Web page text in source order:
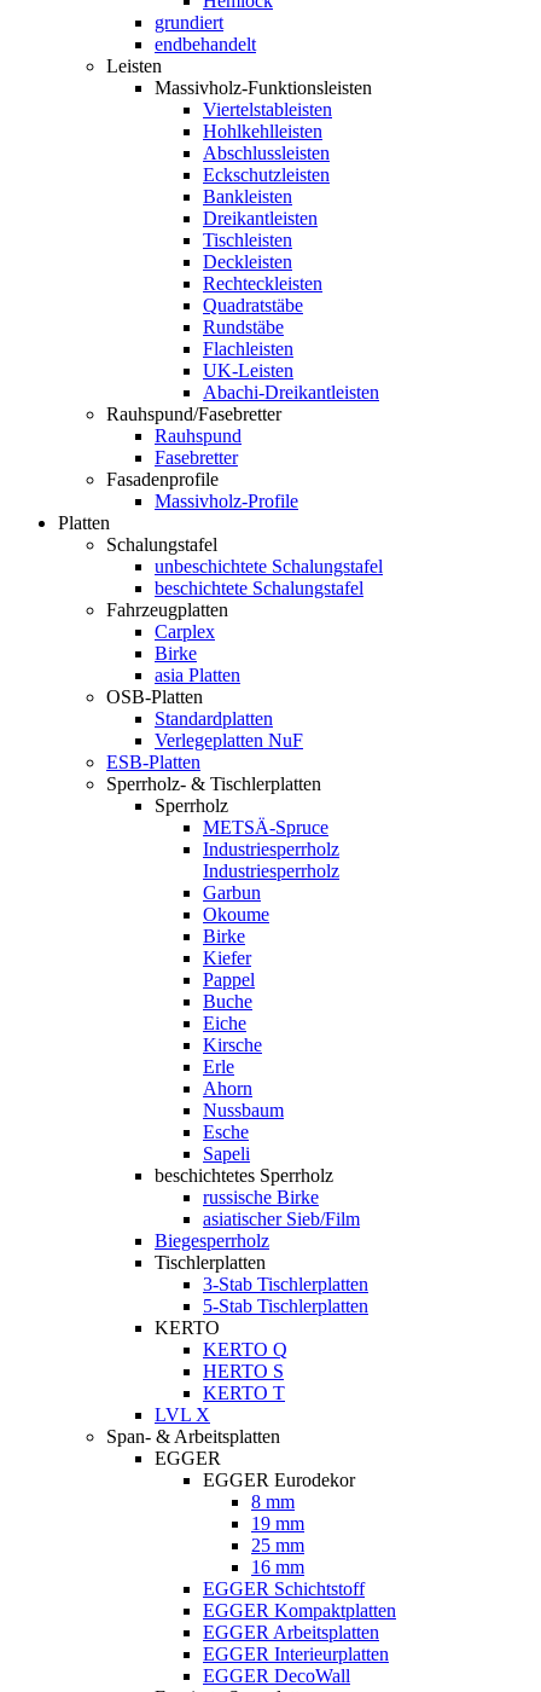
grundiert
endbehandelt
Leisten
Massivholz-Funktionsleisten
Viertelstableisten
Hohlkehlleisten
Abschlussleisten
Eckschutzleisten
Bankleisten
Dreikantleisten
Tischleisten
Deckleisten
Rechteckleisten
Quadratstäbe
Rundstäbe
Flachleisten
UK-Leisten
Abachi-Dreikantleisten
Rauhspund/Fasebretter
Rauhspund
Fasebretter
Fasadenprofile
Massivholz-Profile
Platten
Schalungstafel
unbeschichtete Schalungstafel
beschichtete Schalungstafel
Fahrzeugplatten
Carplex
Birke
asia Platten
OSB-Platten
Standardplatten
Verlegeplatten NuF
ESB-Platten
Sperrholz- & Tischlerplatten
Sperrholz
METSÄ-Spruce
Industriesperrholz
Industriesperrholz
Garbun
Okoume
Birke
Kiefer
Pappel
Buche
Eiche
Kirsche
Erle
Ahorn
Nussbaum
Esche
Sapeli
beschichtetes Sperrholz
russische Birke
asiatischer Sieb/Film
Biegesperrholz
Tischlerplatten
3-Stab Tischlerplatten
5-Stab Tischlerplatten
KERTO
KERTO Q
HERTO S
KERTO T
LVL X
Span- & Arbeitsplatten
EGGER
EGGER Eurodekor
8 mm
19 mm
25 mm
16 mm
EGGER Schichtstoff
EGGER Kompaktplatten
EGGER Arbeitsplatten
EGGER Interieurplatten
EGGER DecoWall